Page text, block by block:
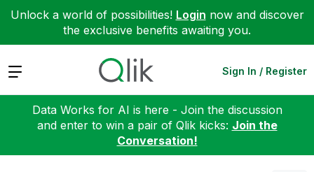
Unlock a world of possibilities! Login now and discover
the exclusive benefits awaiting you.
Expand Sign In / Register
Data Works for AI is here - Join the discussion
and enter to win a pair of Qlik kicks: Join the
Conversation!